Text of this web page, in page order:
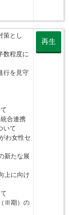
策とし
数程度に
行を見守
合連携
いて
わ女性セ
新たな展
上に向け
Ⅲ期）の
再生